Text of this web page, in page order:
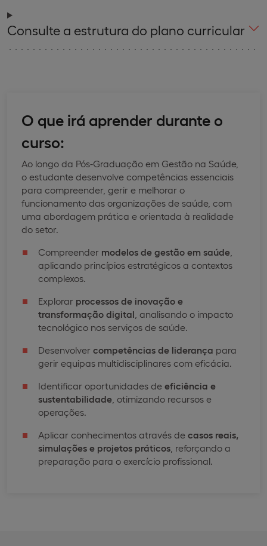
Consulte a estrutura do plano curricular
O que irá aprender durante o
curso:
Ao longo da Pós-Graduação em Gestão na Saúde,
o estudante desenvolve competências essenciais
para compreender, gerir e melhorar o
funcionamento das organizações de saúde, com
uma abordagem prática e orientada à realidade
do setor.
Compreender modelos de gestão em saúde
aplicando princípios estratégicos a contextos
complexos.
Explorar processos de inovação e
transformação digital , analisando o impacto
tecnológico nos serviços de saúde.
Desenvolver competências de liderança para
gerir equipas multidisciplinares com eficácia.
Identificar oportunidades de eficiência e
sustentabilidade , otimizando recursos e
operações.
Aplicar conhecimentos através de casos reais,
simulações e projetos práticos , reforçando a
preparação para o exercício profissional.